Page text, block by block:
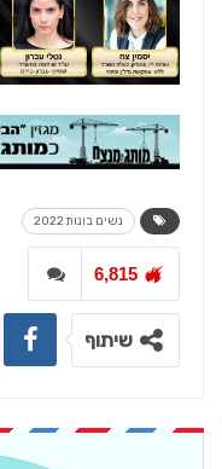
נשים בונות 2022
6,815
שיתוף